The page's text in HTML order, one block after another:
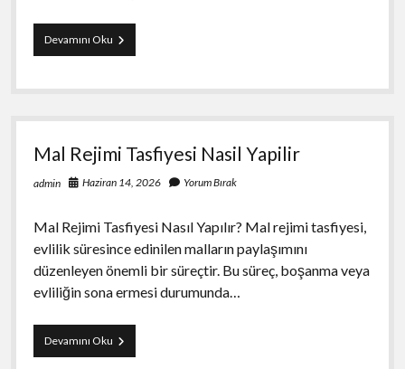
Devamını OkuKurumsal
Renk
Nasil
Mal Rejimi Tasfiyesi Nasil Yapilir
admin Haziran 14, 2026 Yorum Bırak
Mal Rejimi Tasfiyesi Nasıl Yapılır? Mal rejimi tasfiyesi,
evlilik süresince edinilen malların paylaşımını
düzenleyen önemli bir süreçtir. Bu süreç, boşanma veya
evliliğin sona ermesi durumunda…
Devamını OkuMal
Rejimi